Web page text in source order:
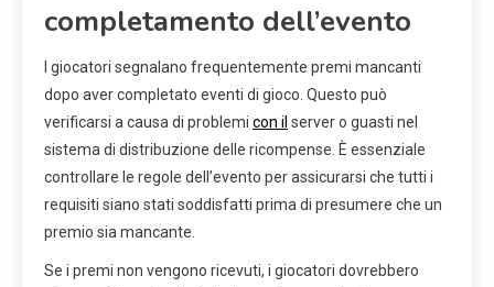
completamento dell’evento
I giocatori segnalano frequentemente premi mancanti
dopo aver completato eventi di gioco. Questo può
verificarsi a causa di problemi con il server o guasti nel
sistema di distribuzione delle ricompense. È essenziale
controllare le regole dell’evento per assicurarsi che tutti i
requisiti siano stati soddisfatti prima di presumere che un
premio sia mancante.
Se i premi non vengono ricevuti, i giocatori dovrebbero